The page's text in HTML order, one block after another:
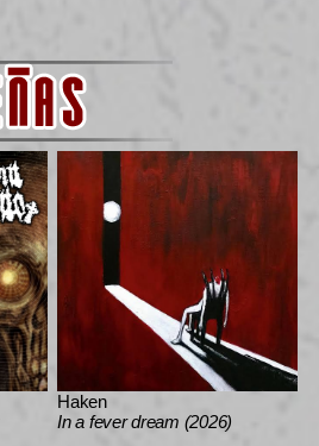
Haken
In a fever dream (2026)